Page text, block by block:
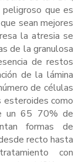
que es
sean mejores
la atresia se
de la granulosa
de restos
de la lámina
de células
esteroides como
un 65 70% de
formas de
recto hasta
con